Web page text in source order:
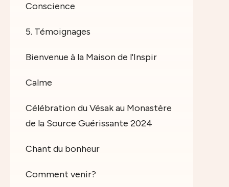
Conscience
5. Témoignages
Bienvenue à la Maison de l'Inspir
Calme
Célébration du Vésak au Monastère
de la Source Guérissante 2024
Chant du bonheur
Comment venir?